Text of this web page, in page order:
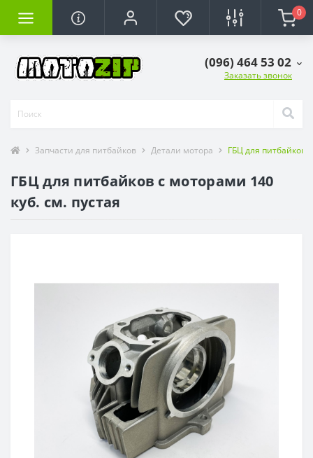
0
(096) 464 53 02
Заказать звонок
Запчасти для питбайков Детали мотора ГБЦ для питбайков
ГБЦ для питбайков с моторами 140
куб. см. пустая